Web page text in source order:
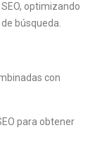
optimizando
búsqueda.
con
para obtener